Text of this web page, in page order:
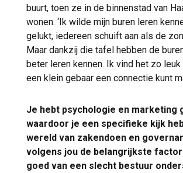
buurt, toen ze in de binnenstad van
wonen. ‘Ik wilde mijn buren leren
gelukt, iedereen schuift aan als de
Maar dankzij die tafel hebben de
beter leren kennen. Ik vind het zo
een klein gebaar een connectie kunt
Je hebt psychologie en marketing
waardoor je een specifieke kijk
wereld van zakendoen en
volgens jou de belangrijkste
goed van een slecht bestuur